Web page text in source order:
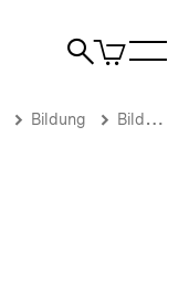
Suche
Artikel
im
Bildung Bildung